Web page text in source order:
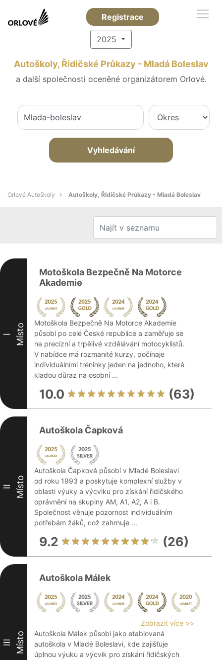
Registrace
2025
Autoškoly, Řidičské Průkazy - Mladá Boleslav
a další společnosti oceněné organizátorem Orlové.
Vyhledávání
Orlové Autoškoly Autoškoly, Řidičské Průkazy - Mladá Boleslav
I Místo
Motoškola Bezpečně Na Motorce
Akademie
Motoškola Bezpečně Na Motorce Akademie
působí po celé České republice a zaměřuje se
na precizní a trpělivé vzdělávání motocyklistů.
V nabídce má rozmanité kurzy, počínaje
individuálními tréninky jeden na jednoho, které
kladou důraz na osobní ...
10.0 (63)
II Místo
Autoškola Čapková
Autoškola Čapková působí v Mladé Boleslavi
od roku 1993 a poskytuje komplexní služby v
oblasti výuky a výcviku pro získání řidičského
oprávnění na skupiny AM, A1, A2, A i B.
Společnost věnuje pozornost individuálním
potřebám žáků, což zahrnuje ...
9.2 (26)
III Místo
Autoškola Málek
Zobrazit více >>
Autoškola Málek působí jako etablovaná
autoškola v Mladé Boleslavi, kde zajišťuje
úplnou výuku a výcvik pro získání řidičských